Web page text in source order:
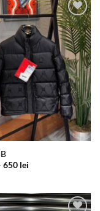
Add to
wishlist
650 leiInterval
până
la